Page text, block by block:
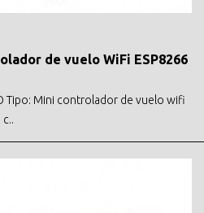
de vuelo WiFi ESP8266
Tipo: Mini controlador de vuelo wifi